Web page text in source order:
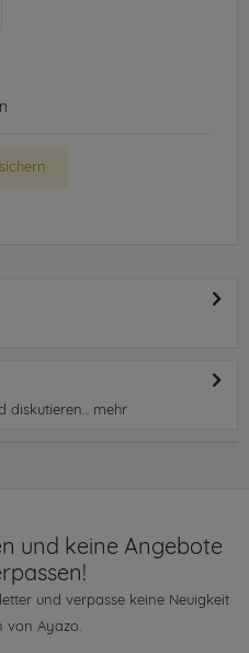
mehr
und keine Angebote
und verpasse keine Neuigkeit
von Ayazo.